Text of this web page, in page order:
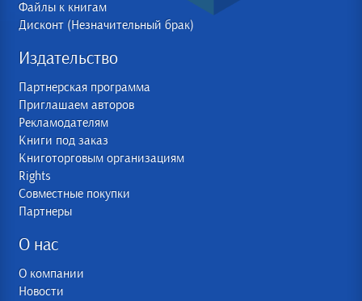
Файлы к книгам
Дисконт (Незначительный брак)
Издательство
Партнерская программа
Приглашаем авторов
Рекламодателям
Книги под заказ
Книготорговым организациям
Rights
Совместные покупки
Партнеры
О нас
О компании
Новости